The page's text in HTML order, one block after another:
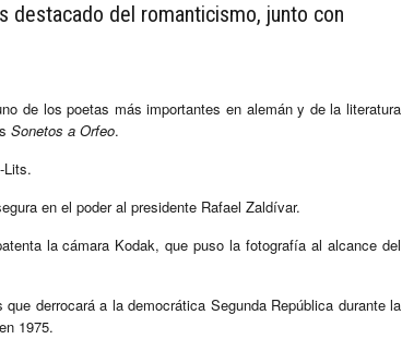
destacado del romanticismo, junto con
de los poetas más importantes en alemán y de la literatura
Sonetos a Orfeo.
Lits.
en el poder al presidente Rafael Zaldívar.
la cámara Kodak, que puso la fotografía al alcance del
derrocará a la democrática Segunda República durante la
1975.